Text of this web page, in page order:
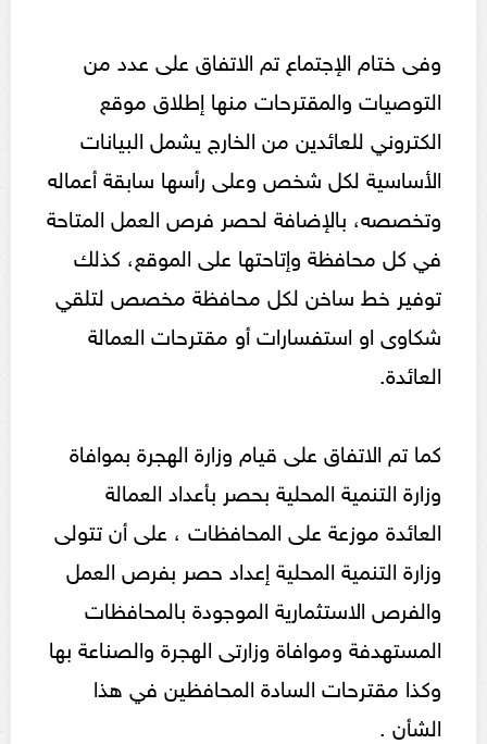
وفى ختام الإجتماع تم الاتفاق على عدد من
التوصيات والمقترحات منها إطلاق موقع
الكتروني للعائدين من الخارج يشمل البيانات
الأساسية لكل شخص وعلى رأسها سابقة أعماله
وتخصصه، بالإضافة لحصر فرص العمل المتاحة
في كل محافظة وإتاحتها على الموقع، كذلك
توفير خط ساخن لكل محافظة مخصص لتلقي
شكاوى او استفسارات أو مقترحات العمالة
العائدة.
كما تم الاتفاق على قيام وزارة الهجرة بموافاة
وزارة التنمية المحلية بحصر بأعداد العمالة
العائدة موزعة على المحافظات ، على أن تتولى
وزارة التنمية المحلية إعداد حصر بفرص العمل
والفرص الاستثمارية الموجودة بالمحافظات
المستهدفة وموافاة وزارتى الهجرة والصناعة بها
وكذا مقترحات السادة المحافظين في هذا
الشأن .